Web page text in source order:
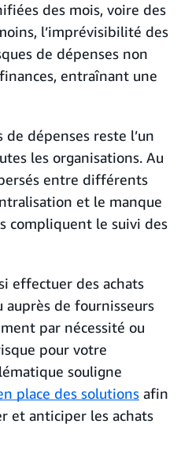
des mois, voire des
l’imprévisibilité des
de dépenses non
entraînant une
dépenses reste l’un
les organisations. Au
entre différents
et le manque
compliquent le suivi des
effectuer des achats
de fournisseurs
par nécessité ou
pour votre
souligne
place des solutions afin
et anticiper les achats